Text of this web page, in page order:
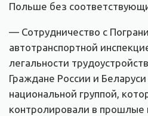
Польше без
— Сотрудничество с
автотранспортной
легальности
Граждане России и
национальной группой,
контролировали в прошлые